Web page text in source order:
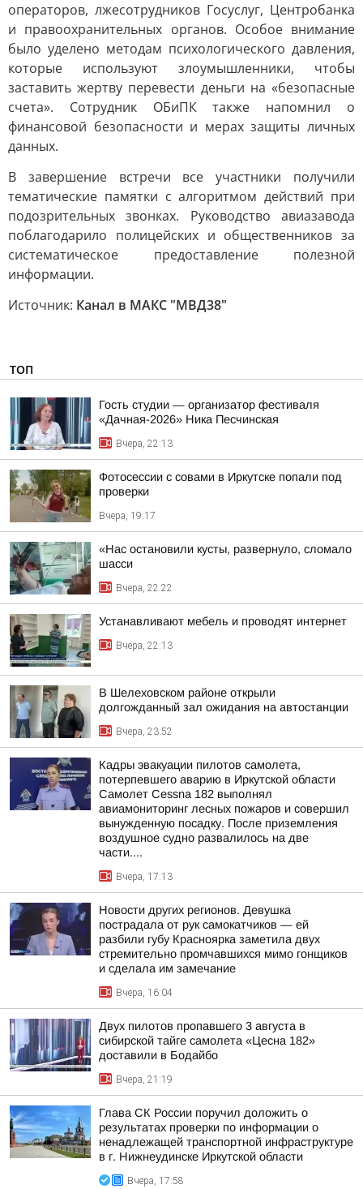
операторов, лжесотрудников Госуслуг, Центробанка
и правоохранительных органов. Особое внимание
было уделено методам психологического давления,
которые используют злоумышленники, чтобы
заставить жертву перевести деньги на «безопасные
счета». Сотрудник ОБиПК также напомнил о
финансовой безопасности и мерах защиты личных
данных.
В завершение встречи все участники получили
тематические памятки с алгоритмом действий при
подозрительных звонках. Руководство авиазавода
поблагодарило полицейских и общественников за
систематическое предоставление полезной
информации.
Источник: Канал в МАКС "МВД38"
ТОП
Гость студии — организатор фестиваля
«Дачная-2026» Ника Песчинская
Вчера, 22:13
Фотосессии с совами в Иркутске попали под
проверки
Вчера, 19:17
«Нас остановили кусты, развернуло, сломало
шасси
Вчера, 22:22
Устанавливают мебель и проводят интернет
Вчера, 22:13
В Шелеховском районе открыли
долгожданный зал ожидания на автостанции
Вчера, 23:52
Кадры эвакуации пилотов самолета,
потерпевшего аварию в Иркутской области
Самолет Cessna 182 выполнял
авиамониторинг лесных пожаров и совершил
вынужденную посадку. После приземления
воздушное судно развалилось на две
части....
Вчера, 17:13
Новости других регионов. Девушка
пострадала от рук самокатчиков — ей
разбили губу Красноярка заметила двух
стремительно промчавшихся мимо гонщиков
и сделала им замечание
Вчера, 16:04
Двух пилотов пропавшего 3 августа в
сибирской тайге самолета «Цесна 182»
доставили в Бодайбо
Вчера, 21:19
Глава СК России поручил доложить о
результатах проверки по информации о
ненадлежащей транспортной инфраструктуре
в г. Нижнеудинске Иркутской области
Вчера, 17:58